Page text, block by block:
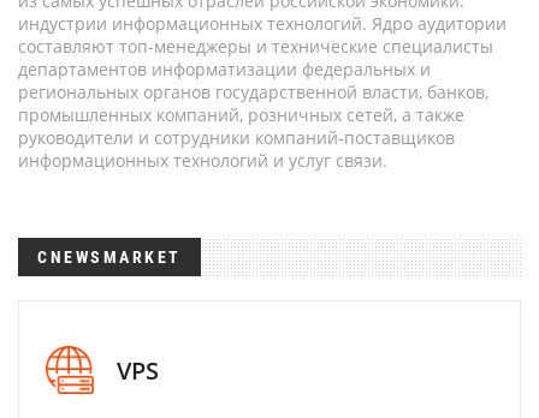
индустрии информационных технологий. Ядро аудитории
составляют топ-менеджеры и технические специалисты
департаментов информатизации федеральных и
региональных органов государственной власти, банков,
промышленных компаний, розничных сетей, а также
руководители и сотрудники компаний-поставщиков
информационных технологий и услуг связи.
CNEWSMARKET
VPS